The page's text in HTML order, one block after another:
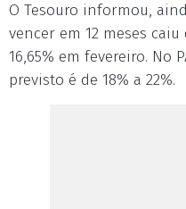
O Tesouro informou,
vencer em 12 meses
16,65% em fevereiro. No
previsto é de 18% a 22%.